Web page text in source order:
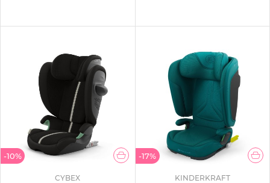
-10%
CYBEX
-17%
KINDERKRAFT